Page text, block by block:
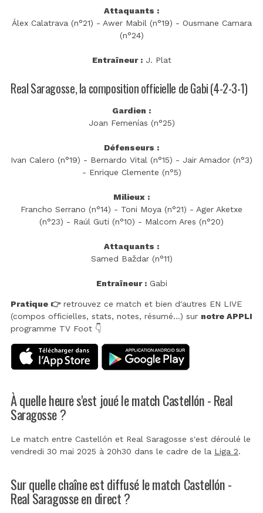
Attaquants :
Álex Calatrava (n°21) - Awer Mabil (n°19) - Ousmane Camara
(n°24)
Entraîneur :J. Plat
Real Saragosse, la composition officielle de Gabi (4-2-3-1)
Gardien :
Joan Femenías (n°25)
Défenseurs :
Ivan Calero (n°19) - Bernardo Vital (n°15) - Jair Amador (n°3)
- Enrique Clemente (n°5)
Milieux :
Francho Serrano (n°14) - Toni Moya (n°21) - Ager Aketxe
(n°23) - Raúl Guti (n°10) - Malcom Ares (n°20)
Attaquants :
Samed Baždar (n°11)
Entraîneur :Gabi
Pratique 👉retrouvez ce match et bien d'autres EN LIVE
(compos officielles, stats, notes, résumé...) sur notre APPLI
programme TV Foot 👇
À quelle heure s'est joué le match Castellón - Real
Saragosse ?
Le match entre Castellón et Real Saragosse s'est déroulé le
vendredi 30 mai 2025 à 20h30 dans le cadre de la Liga 2.
Sur quelle chaîne est diffusé le match Castellón -
Real Saragosse en direct ?